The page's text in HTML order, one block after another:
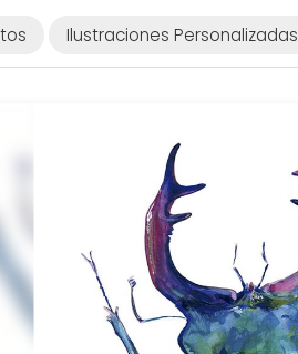
Ilustraciones Personalizadas